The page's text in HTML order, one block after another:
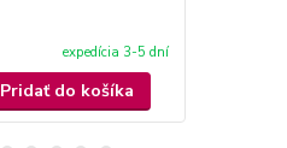
expedícia 3-5 dní
Pridať do košíka